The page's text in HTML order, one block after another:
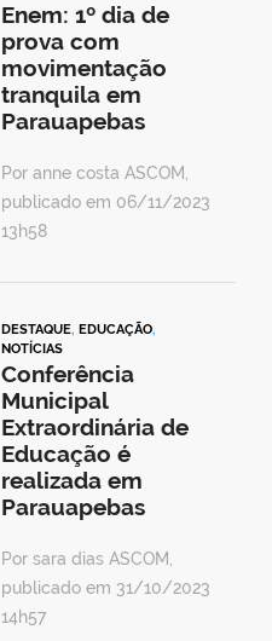
Enem: 1º dia de
prova com
movimentação
tranquila em
Parauapebas
Por anne costa ASCOM,
publicado em 06/11/2023
13h58
DESTAQUE, EDUCAÇÃO,
NOTÍCIAS
Conferência
Municipal
Extraordinária de
Educação é
realizada em
Parauapebas
Por sara dias ASCOM,
publicado em 31/10/2023
14h57